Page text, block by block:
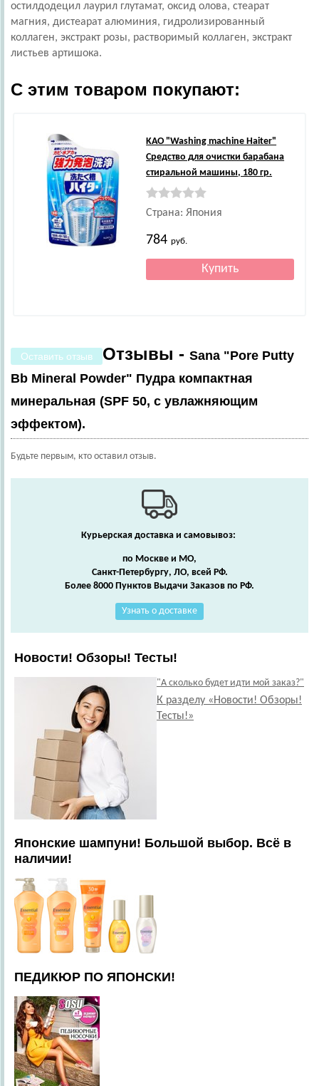
остилдодецил лаурил глутамат, оксид олова, стеарат
магния, дистеарат алюминия, гидролизированный
коллаген, экстракт розы, растворимый коллаген, экстракт
листьев артишока.
С этим товаром покупают:
KAO"Washing machine Haiter"
Средство для очистки барабана
стиральной машины, 180 гр.
Страна: Япония
784руб.
Оставить отзыв Отзывы - Sana "Pore Putty
Bb Mineral Powder" Пудра компактная
минеральная (SPF 50, с увлажняющим
эффектом).
Будьте первым, кто оставил отзыв.
Курьерская доставка и самовывоз:
по Москве и МО,
Санкт-Петербургу, ЛО, всей РФ.
Более 8000 Пунктов Выдачи Заказов по РФ.
Узнать о доставке
Новости! Обзоры! Тесты!
"А сколько будет идти мой заказ?"
К разделу «Новости! Обзоры!
Тесты!»
Японские шампуни! Большой выбор. Всё в
наличии!
ПЕДИКЮР ПО ЯПОНСКИ!